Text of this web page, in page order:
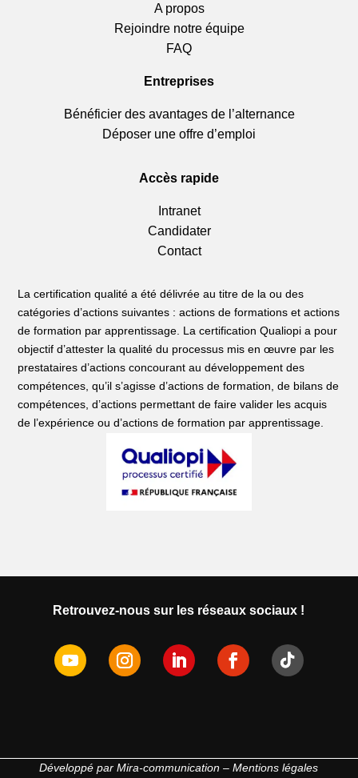
A propos
Rejoindre notre équipe
FAQ
Entreprises
Bénéficier des avantages de l’alternance
Déposer une offre d’emploi
Accès rapide
Intranet
Candidater
Contact
La certification qualité a été délivrée au titre de la ou des
catégories d’actions suivantes : actions de formations et actions
de formation par apprentissage. La certification Qualiopi a pour
objectif d’attester la qualité du processus mis en œuvre par les
prestataires d’actions concourant au développement des
compétences, qu’il s’agisse d’actions de formation, de bilans de
compétences, d’actions permettant de faire valider les acquis
de l’expérience ou d’actions de formation par apprentissage.
Retrouvez-nous sur les réseaux sociaux !
Développé parMira-communication –Mentions légales